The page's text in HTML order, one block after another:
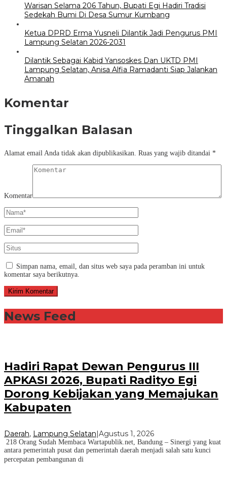
Warisan Selama 206 Tahun, Bupati Egi Hadiri Tradisi
Sedekah Bumi Di Desa Sumur Kumbang
Ketua DPRD Erma Yusneli Dilantik Jadi Pengurus PMI
Lampung Selatan 2026-2031
Dilantik Sebagai Kabid Yansoskes Dan UKTD PMI
Lampung Selatan, Anisa Alfia Ramadanti Siap Jalankan
Amanah
Komentar
Tinggalkan Balasan
Alamat email Anda tidak akan dipublikasikan. Ruas yang wajib ditandai *
Komentar
Simpan nama, email, dan situs web saya pada peramban ini untuk
komentar saya berikutnya.
News Feed
Hadiri Rapat Dewan Pengurus III
APKASI 2026, Bupati Radityo Egi
Dorong Kebijakan yang Memajukan
Kabupaten
Daerah, Lampung Selatan Agustus 1, 2026
218 Orang Sudah Membaca Wartapublik.net, Bandung – Sinergi yang kuat
antara pemerintah pusat dan pemerintah daerah menjadi salah satu kunci
percepatan pembangunan di